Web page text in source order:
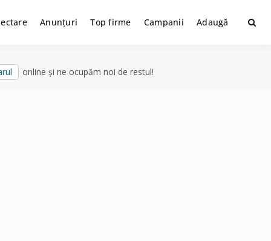
Anunțuri Top firme Campanii Adaugă
online și ne ocupăm noi de restul!